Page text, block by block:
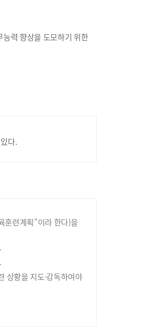
력 향상을 도모하기 위한
다.
훈련계획”이라 한다)을
상황을 지도·감독하여야